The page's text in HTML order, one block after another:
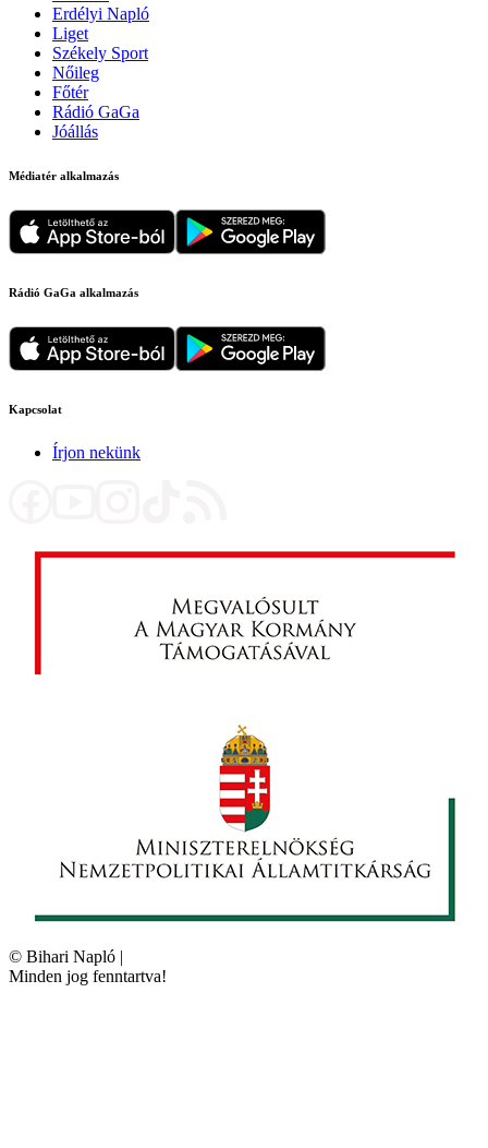
Erdélyi Napló
Liget
Székely Sport
Nőileg
Főtér
Rádió GaGa
Jóállás
Médiatér alkalmazás
Rádió GaGa alkalmazás
Kapcsolat
Írjon nekünk
© Bihari Napló |
Minden jog fenntartva!